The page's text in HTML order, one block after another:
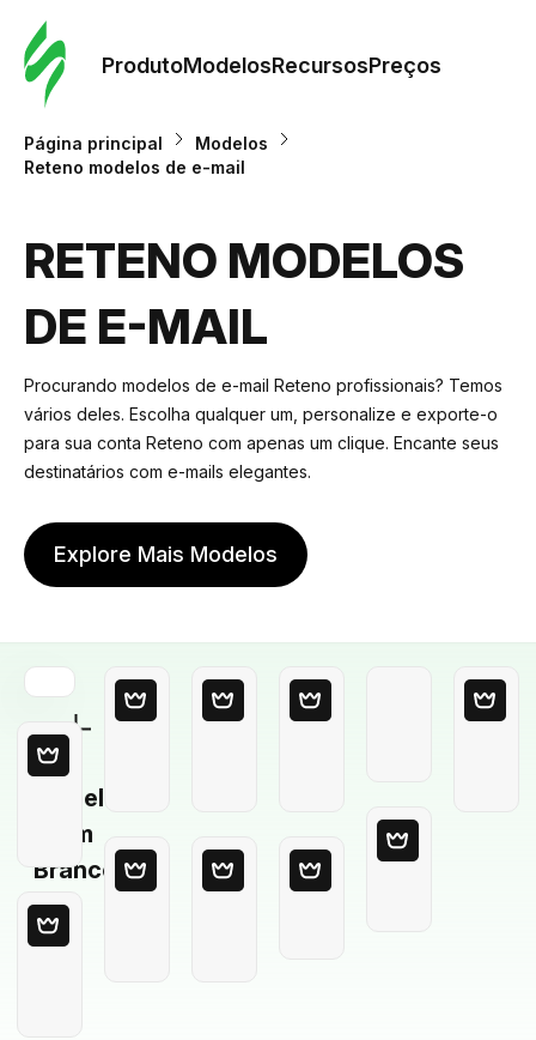
ProdutoModelosRecursosPreços
Página principal
Modelos
Reteno modelos de e-mail
RETENO MODELOS
DE E-MAIL
Procurando modelos de e-mail Reteno profissionais? Temos
vários deles. Escolha qualquer um, personalize e exporte-o
para sua conta Reteno com apenas um clique. Encante seus
destinatários com e-mails elegantes.
Explore Mais Modelos
Modelo
em
Branco